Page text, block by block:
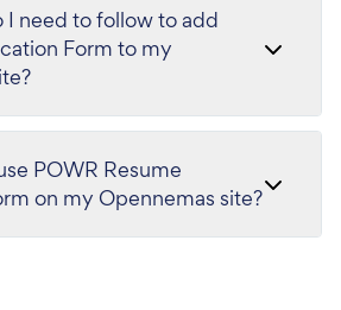
I need to follow to add
Form to my
POWR Resume
on my Opennemas site?